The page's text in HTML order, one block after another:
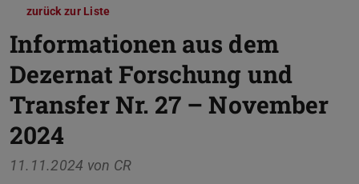
zurück zur Liste
Informationen aus dem
Dezernat Forschung und
Transfer Nr. 27 – November
2024
11.11.2024 von CR